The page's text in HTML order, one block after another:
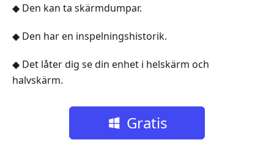
◆ Den kan ta skärmdumpar.
◆ Den har en inspelningshistorik.
◆ Det låter dig se din enhet i helskärm och
halvskärm.
Gratis